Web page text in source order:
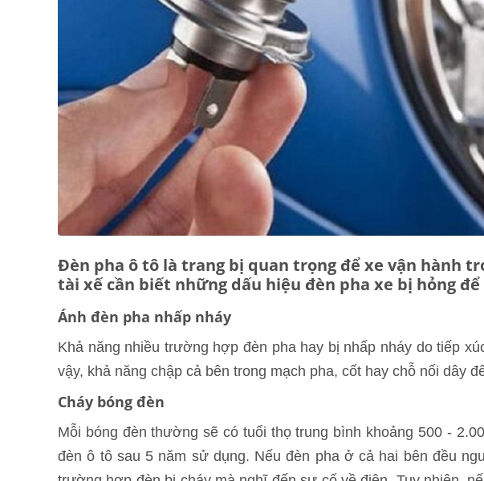
Đèn pha ô tô là trang bị quan trọng để xe vận hành
tài xế cần biết những dấu hiệu đèn pha xe bị hỏng
Ánh đèn pha nhấp nháy
Khả năng nhiều trường hợp đèn pha hay bị nhấp nháy do tiếp
vậy, khả năng chập cả bên trong mạch pha, cốt hay chỗ nối dây
Cháy bóng đèn
Mỗi bóng đèn thường sẽ có tuổi thọ trung bình khoảng 500 -
đèn ô tô sau 5 năm sử dụng. Nếu đèn pha ở cả hai bên đều